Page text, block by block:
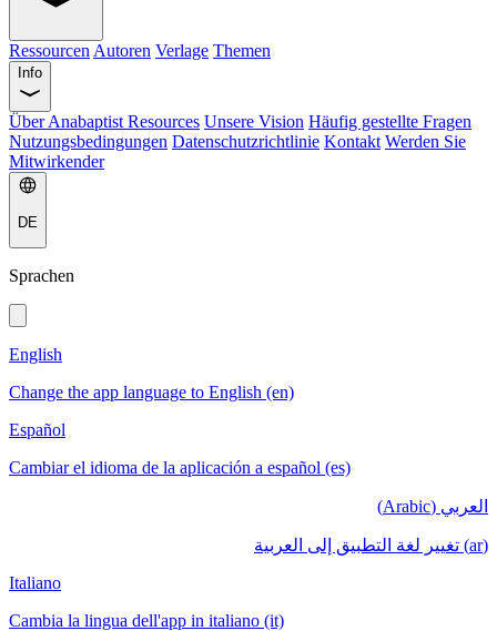
Ressourcen Autoren Verlage Themen
Info
Über Anabaptist Resources Unsere Vision Häufig gestellte Fragen
Nutzungsbedingungen Datenschutzrichtlinie Kontakt Werden Sie
Mitwirkender
DE
Sprachen
English
Change the app language to English (en)
Español
Cambiar el idioma de la aplicación a español (es)
العربي (Arabic)
(ar) تغيير لغة التطبيق إلى العربية
Italiano
Cambia la lingua dell'app in italiano (it)